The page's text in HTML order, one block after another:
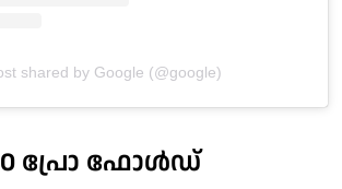
shared by Google (@google)
പ്രോ ഫോള്‍ഡ്